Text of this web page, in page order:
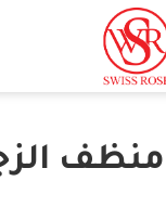
منظف ​​الزجاج